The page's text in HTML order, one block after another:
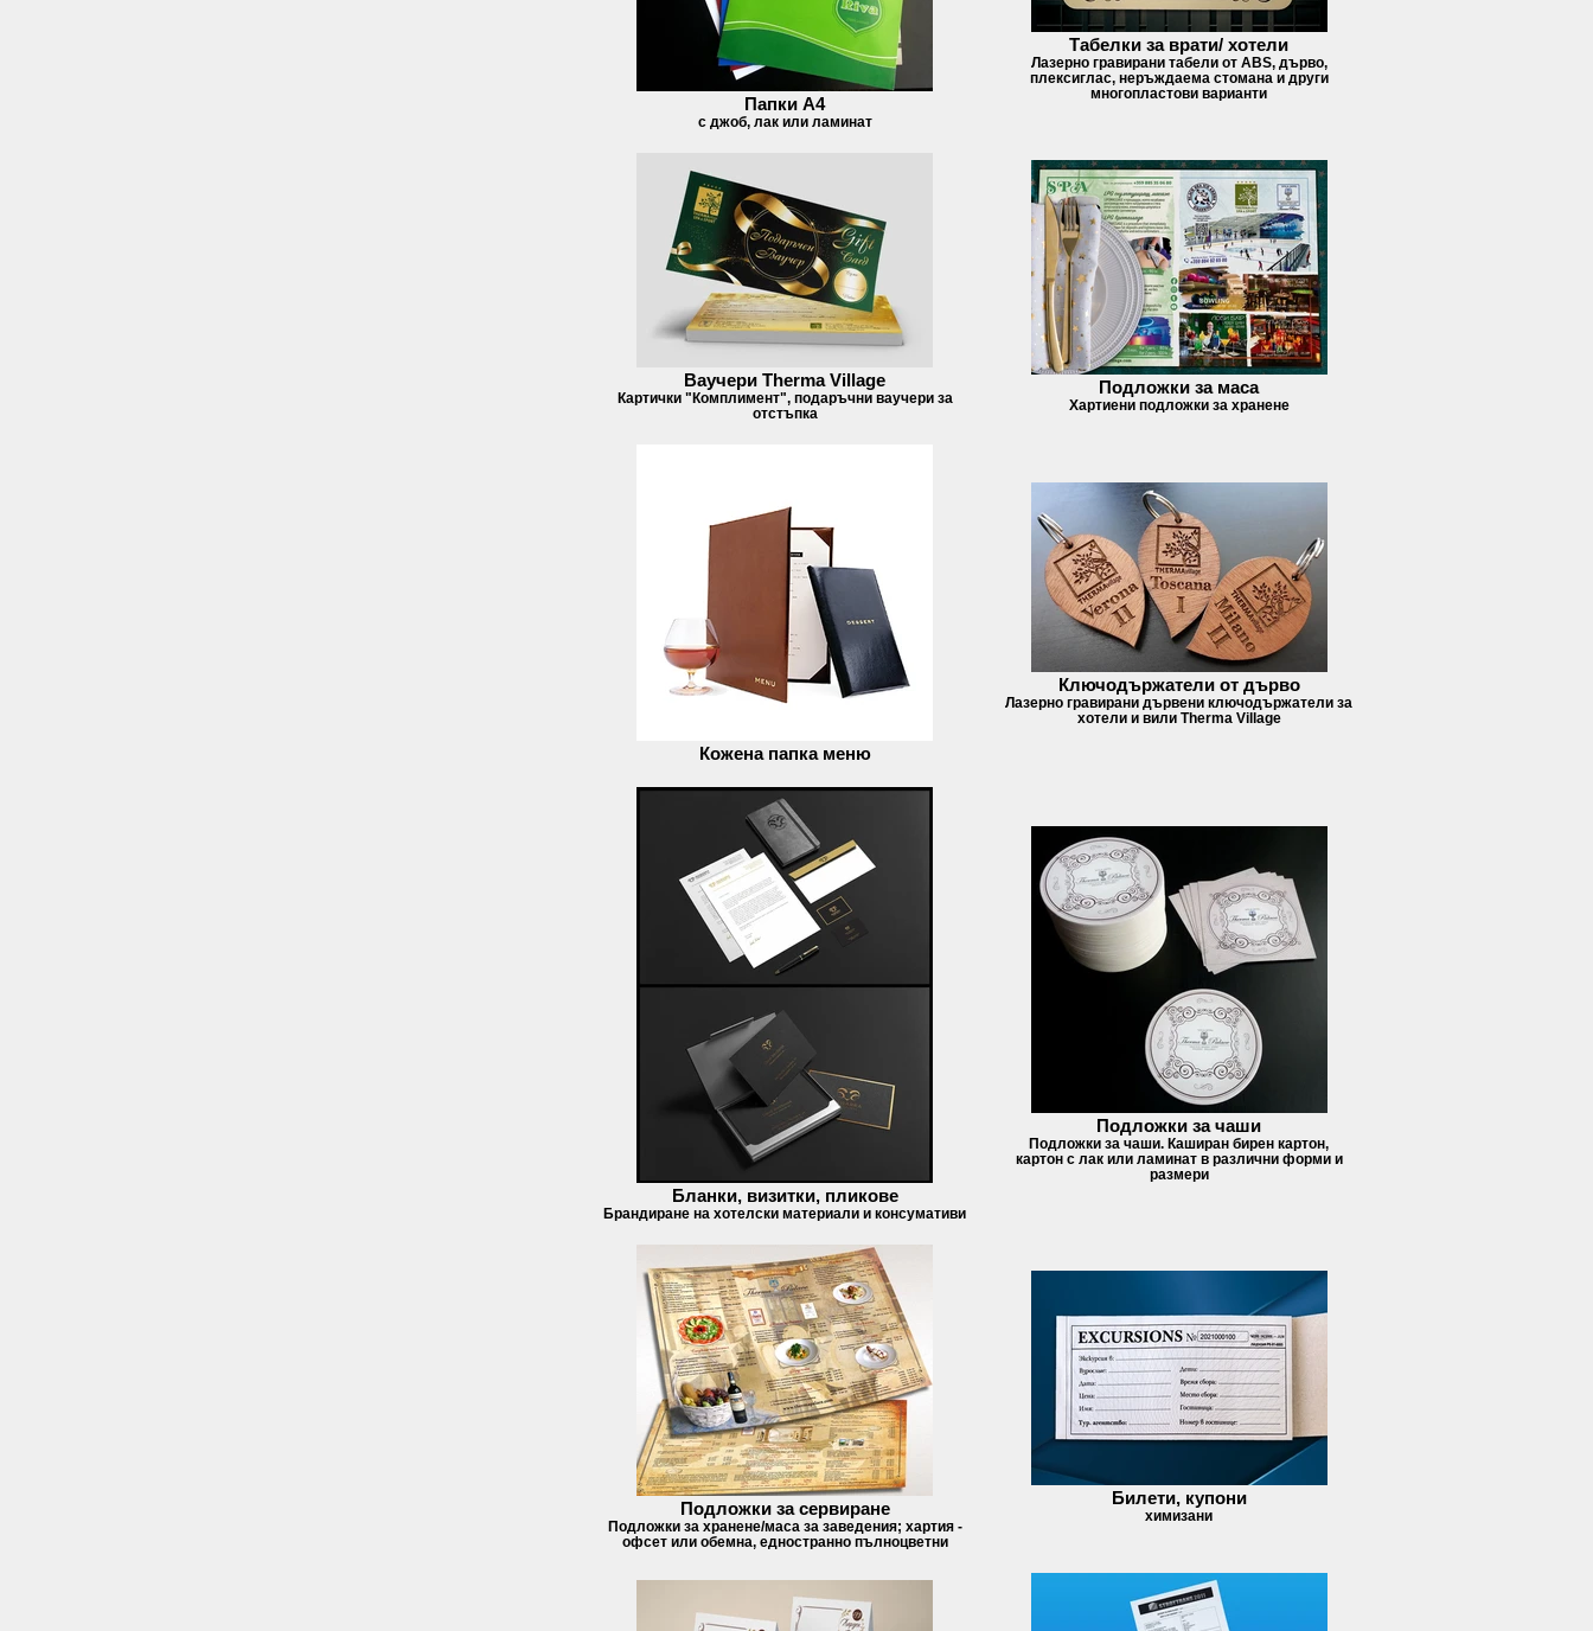
Папки А4
с джоб, лак или ламинат
Табелки за врати/ хотели
Лазерно гравирани табели от ABS, дърво,
плексиглас, неръждаема стомана и други
многопластови варианти
Ваучери Therma Village
Картички "Комплимент", подаръчни ваучери за
отстъпка
Подложки за маса
Хартиени подложки за хранене
Кожена папка меню
Ключодържатели от дърво
Лазерно гравирани дървени ключодържатели за
хотели и вили Therma Village
Бланки, визитки, пликове
Брандиране на хотелски материали и консумативи
Подложки за чаши
Подложки за чаши. Каширан бирен картон,
картон с лак или ламинат в различни форми и
размери
Подложки за сервиране
Подложки за хранене/маса за заведения; хартия -
офсет или обемна, едностранно пълноцветни
Билети, купони
химизани